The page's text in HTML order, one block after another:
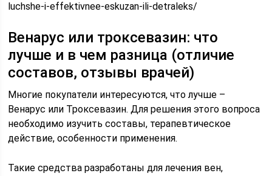
luchshe-i-effektivnee-eskuzan-ili-detraleks/
Венарус или троксевазин: что
лучше и в чем разница (отличие
составов, отзывы врачей)
Многие покупатели интересуются, что лучше –
Венарус или Троксевазин. Для решения этого вопроса
необходимо изучить составы, терапевтическое
действие, особенности применения.
Такие средства разработаны для лечения вен,